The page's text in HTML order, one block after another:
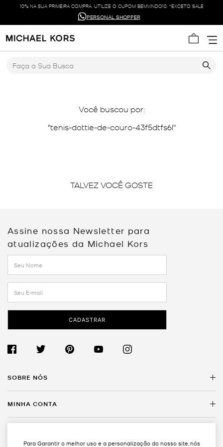
Para Garantir o melhor uso e a personalização do nosso site, nós
10% NA SUA PRIMEIRA COMPRA. UTILIZE O CUPOM BEMVINDO10. *EXCETO SALE
PERSONAL SHOPPER
Você buscou por:
tenis-dottie-de-couro-43f5dtfs6l
TALVEZ VOCÊ GOSTE
Assine nossa Newsletter para
atualizações da Michael Kors
CADASTRAR
SOBRE NÓS
Encontre uma Loja
Trabalhe Conosco
MINHA CONTA